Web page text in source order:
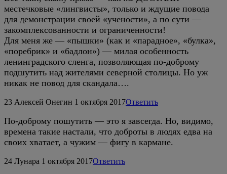
местечковые «лингвисты», только и ждущие повода
для демонстрации своей «учености», а по сути —
закомплексованности и ограниченности!
Для меня же — «пышки» (как и «парадное», «булка»,
«поребрик» и «бадлон») — милая особенность
ленинградского сленга, позволяющая по-доброму
подшутить над жителями северной столицы. Но уж
никак не повод для скандала….
23 Алексей Онегин 1 октября 2017Ответить
По-доброму пошутить — это я завсегда. Но, видимо,
времена такие настали, что доброты в людях едва на
своих хватает, а чужим — фигу в кармане.
24 Лунара 1 октября 2017Ответить